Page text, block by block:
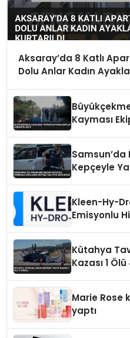
Aksaray’da 8 Katlı
Dolu Anlar Kadın
Kayması
Samsun’da
Kepçeyle
Kleen-Hy-
Emisyonlu
Kütahya
Kazası 1
Marie Rose
yaptı